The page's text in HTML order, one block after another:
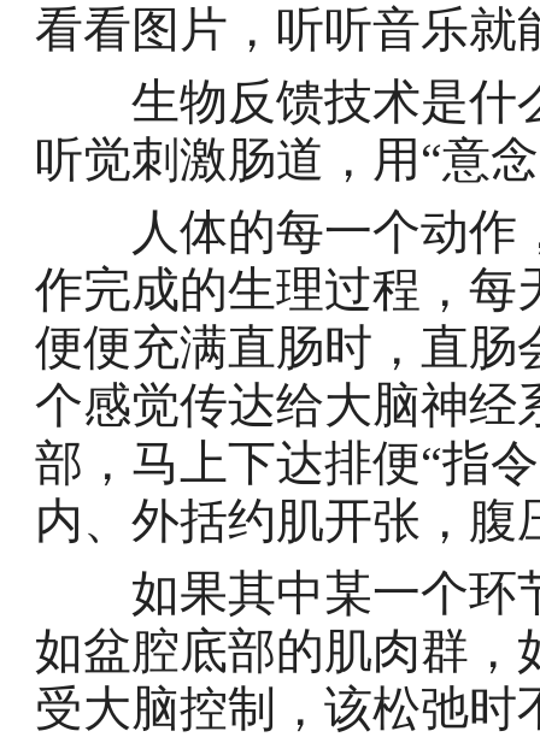
看看图片，听听音乐就
生物反馈技术是什
听觉刺激肠道，用“意
人体的每一个动作
作完成的生理过程，每
便便充满直肠时，直肠
个感觉传达给大脑神经
部，马上下达排便“指
内、外括约肌开张，腹
如果其中某一个环
如盆腔底部的肌肉群，
受大脑控制，该松弛